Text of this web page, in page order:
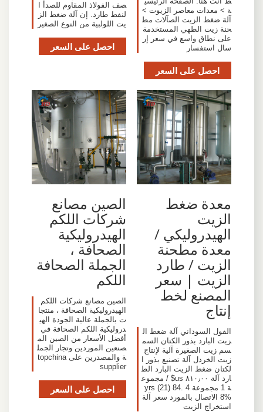
ة > معدات معاصر الزيوت >
آلة ضغط الزيت الصآلات مط
حنة زيت الطهي المستخدمة
على نطاق واسع في سعر إر
سال استفسار
احصل على السعر
صف الفولاذ المقاوم للصدأ ا
لنفط طارد. إن آلة ضغط الز
يت اللولبية من النوع الصغير
احصل على السعر
معدة ضغط
الزيت
الهيدروليكي /
معدة مطحنة
الزيت / طارد
الزيت | سعر
المصنع لخط
إنتاج
الفول السوداني آلة ضغط ال
زيت البارد بذور الكتان السم
سم زيت الصغيرة آلية لإنتاج
زيت الخردل آلة تصنيع بذور ا
لكتان ضغط الزيت البارد الط
ارد آلة ٨١٠٫٠٠ us$ / مجموع
ة 1 مجموعة 4 yrs (21) 84.
8% الاتصال بالمورد سعر آلة
استخراج الزيت
الصين مصانع
شركات اللكم
الهيدروليكية
الصحافة ،
الجملة الصحافة
اللكم
الصين مصانع شركات اللكم
الهيدروليكية الصحافة ، منتجا
ت بالجملة عالية الجودة الهي
دروليكية اللكم الصحافة في
أفضل الأسعار من الصين الم
صنعين الموردين وتجار الجمل
ة والمصدرين على topchina
supplier
احصل على السعر